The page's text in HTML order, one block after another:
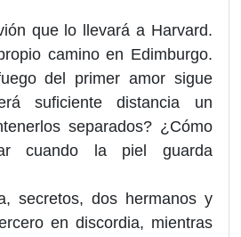
que lo llevará a Harvard.
camino en Edimburgo.
del primer amor sigue
suficiente distancia un
separados? ¿Cómo
cuando la piel guarda
secretos, dos hermanos y
en discordia, mientras